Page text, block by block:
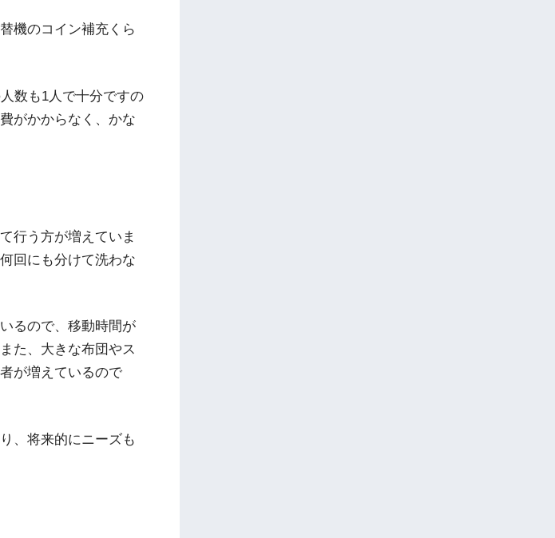
機のコイン補充くら
数も1人で十分ですの
がかからなく、かな
行う方が増えていま
回にも分けて洗わな
るので、移動時間が
た、大きな布団やス
が増えているので
、将来的にニーズも